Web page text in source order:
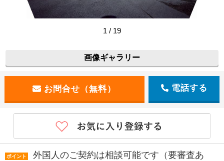
【建物外観】
1 / 19
画像ギャラリー
電話する
ポイント
外国人のご契約は相談可能です（要審査あ